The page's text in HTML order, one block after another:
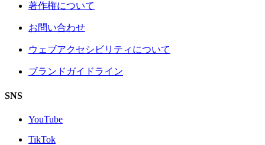
著作権について
お問い合わせ
ウェブアクセシビリティについて
ブランドガイドライン
SNS
YouTube
TikTok